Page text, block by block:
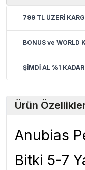
799 TL ÜZERİ
BONUS ve WORLD
ŞİMDİ AL %1
Ürün
Anubias
Bitki 5-7